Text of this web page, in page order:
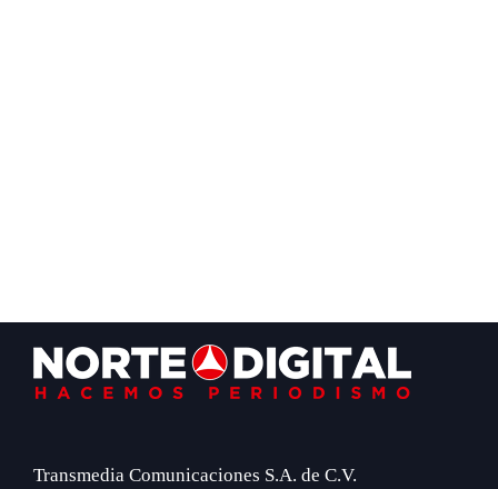
Footer
Transmedia Comunicaciones S.A. de C.V.